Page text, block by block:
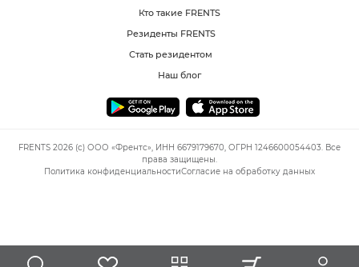
Кто такие FRENTS
Резиденты FRENTS
Стать резидентом
Наш блог
FRENTS 2026 (c) ООО «Френтс», ИНН 6679179670, ОГРН 1246600054403. Все
права защищены.
Политика конфиденциальностиСогласие на обработку данных